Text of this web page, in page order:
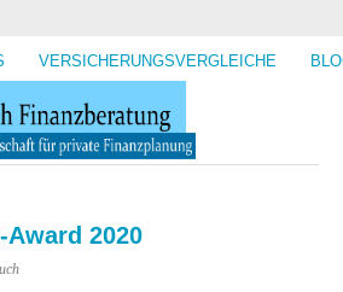
VERSICHERUNGSVERGLEICHE
2020